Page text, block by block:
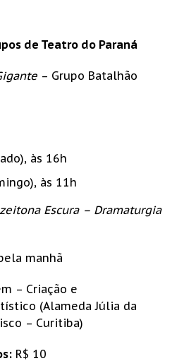
de Teatro do Paraná
– Grupo Batalhão
às 16h
às 11h
Escura – Dramaturgia
manhã
– Criação e
(Alameda Júlia da
– Curitiba)
R$ 10